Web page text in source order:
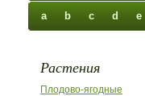
a b c d e
Растения
Плодово-ягодные